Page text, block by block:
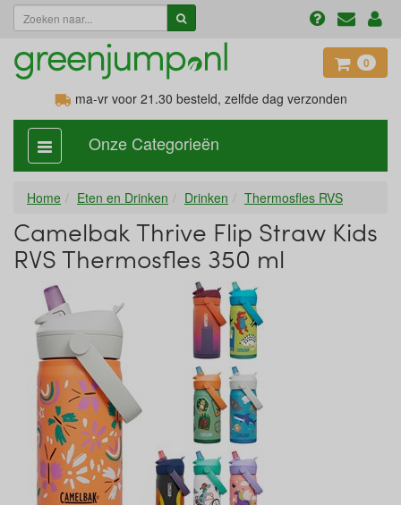
0
ma-vr voor 21.30 besteld, zelfde dag verzonden
categorie
aan,
Onze Categorieën
Home Eten en Drinken Drinken Thermosfles RVS
Camelbak Thrive Flip Straw Kids
RVS Thermosfles 350 ml